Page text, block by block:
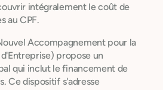
intégralement le coût de
au CPF.
Accompagnement pour la
propose un
qui inclut le financement de
Ce dispositif s'adresse